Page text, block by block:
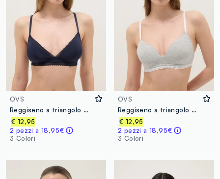
OVS
Reggiseno a triangolo blu con pizzo e spalline sottili
€ 12,95
2 pezzi a 18,95€
3 Colori
OVS
Reggiseno a triangolo grigio in cotone elasticizzato con imbottitura
€ 12,95
2 pezzi a 18,95€
3 Colori